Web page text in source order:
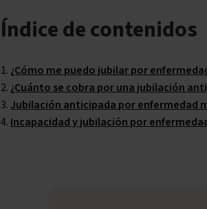
Índice de contenidos
¿Cómo me puedo jubilar por
¿Cuánto se cobra por una jubilación
Jubilación anticipada por enfermedad
Incapacidad y jubilación por